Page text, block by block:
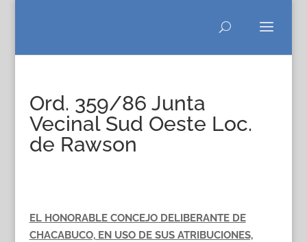
Ord. 359/86 Junta
Vecinal Sud Oeste Loc.
de Rawson
EL HONORABLE CONCEJO DELIBERANTE DE
CHACABUCO, EN USO DE SUS ATRIBUCIONES,